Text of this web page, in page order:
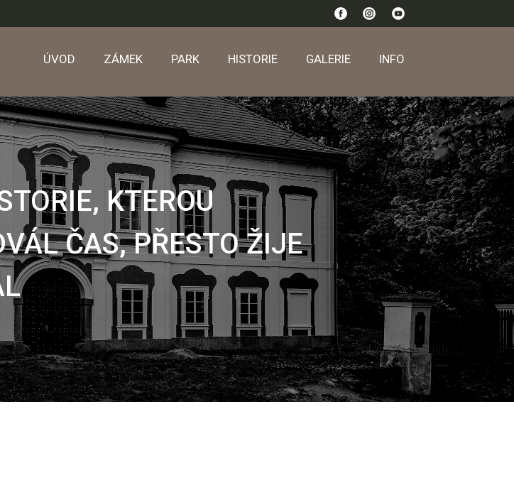
ÚVOD ZÁMEK PARK HISTORIE GALERIE INFO
KTEROU
ČAS, PŘESTO ŽIJE